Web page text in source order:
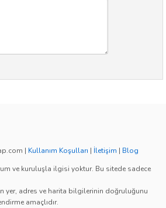
| Kullanım Koşulları | İletişim | Blog
ve kuruluşla ilgisi yoktur. Bu sitede sadece
yer, adres ve harita bilgilerinin doğruluğunu
amaçlıdır.